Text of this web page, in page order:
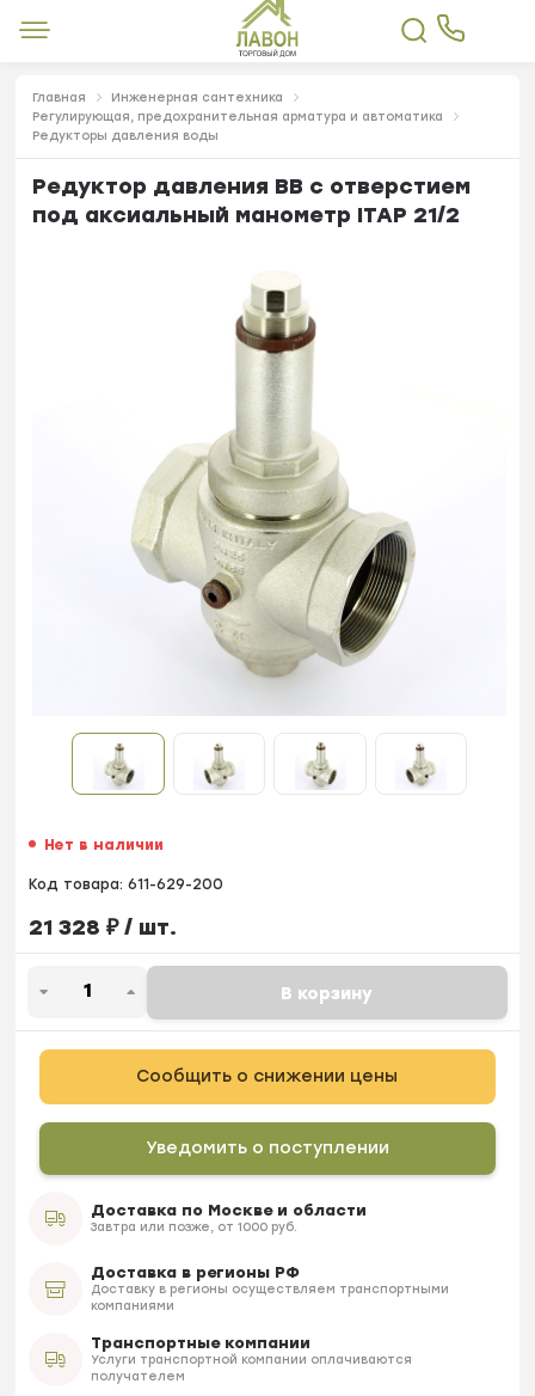
Главная
Инженерная сантехника
Регулирующая, предохранительная арматура и автоматика
Редукторы давления воды
Редуктор давления ВВ с отверстием
под аксиальный манометр ITAP 21/2
Нет в наличии
Код товара: 611-629-200
21 328 ₽/ шт.
В корзину
Сообщить о снижении цены
Уведомить о поступлении
Доставка по Москве и области
Завтра или позже, от 1000 руб.
Доставка в регионы РФ
Доставку в регионы осуществляем транспортными
компаниями
Транспортные компании
Услуги транспортной компании оплачиваются
получателем